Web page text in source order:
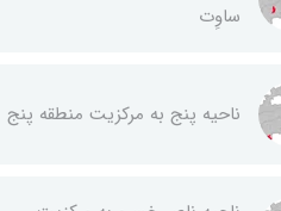
ساوِت
ناحيه پنج به مركزيت منطقه پنج